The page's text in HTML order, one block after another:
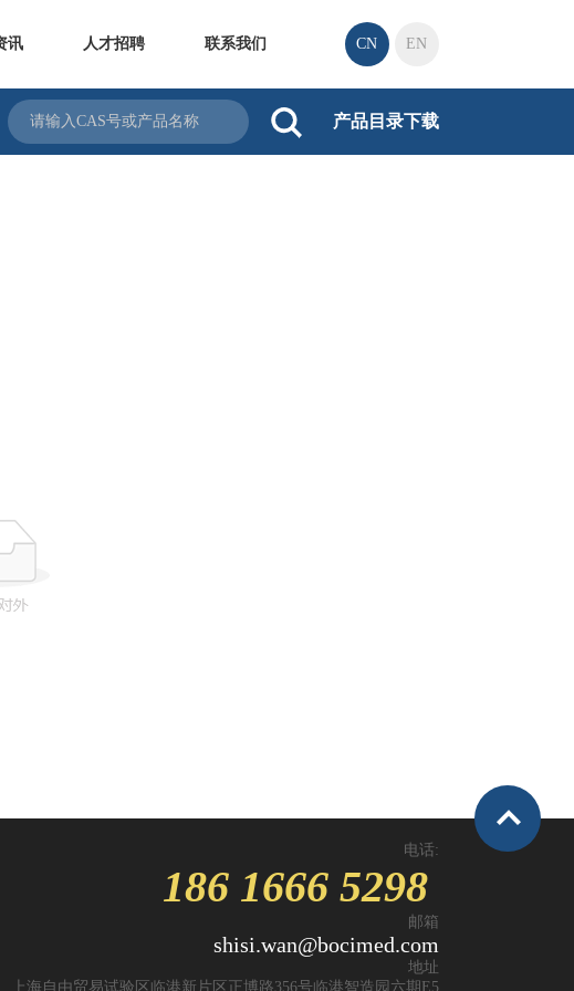
讯 人才招聘 联系我们 CN EN
产品目录下载
电话:
186 1666 5298
邮箱
shisi.wan@bocimed.com
地址
上海自由贸易试验区临港新片区正博路356号临港智造园六期E5